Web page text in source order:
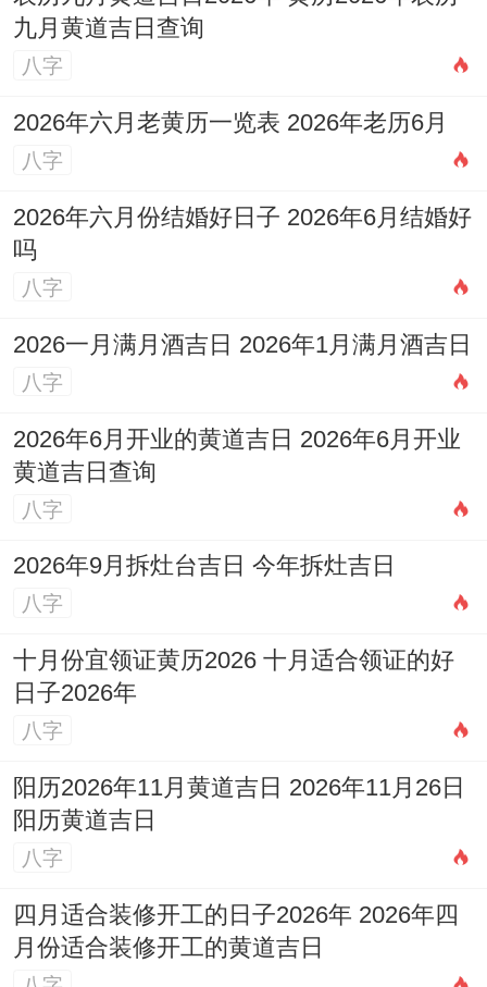
12-15%。长期作用怎么样评估?!
资人合作~通过数据筛选出年化回报超30%
的投资组合。
财富生态构建：多生肖协同作战;黄金三角组
合，猴（开拓）+牛（维稳）+蛇（统筹）的
五行闭环团队;引入属鸡人（金）主攻技术创
（火）统筹全局，提升成生生不息的财富生
态。
要遵循传统六盒三合规律，更需结合现代商
牛、鸡等传统合财生肖筑牢根基，在创新领
域尝试同羊、鼠等非传统搭档突破边界。将
来可进一步仔细看有区别行业、的域背景下
生肖组合的财富效应区别、比方说科技行业
有没有更适猴蛇组合 -传统制造业中牛蛇搭
档有没有准备好了普适性等。
毕竟;真正的财富之路；在于知天命而尽人
事...
九月黄道吉日查询
八字
2026年六月老黄历一览表 2026年老历6月
八字
2026年六月份结婚好日子 2026年6月结婚好
吗
八字
2026一月满月酒吉日 2026年1月满月酒吉日
八字
2026年6月开业的黄道吉日 2026年6月开业
黄道吉日查询
八字
2026年9月拆灶台吉日 今年拆灶吉日
八字
十月份宜领证黄历2026 十月适合领证的好
日子2026年
八字
阳历2026年11月黄道吉日 2026年11月26日
阳历黄道吉日
八字
四月适合装修开工的日子2026年 2026年四
月份适合装修开工的黄道吉日